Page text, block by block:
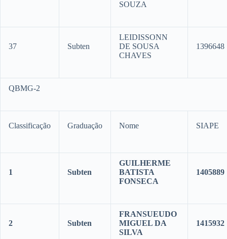
SOUZA
37 Subten
LEIDISSONN
DE SOUSA
CHAVES
1396648
QBMG-2
Classificação Graduação Nome SIAPE
1 Subten
GUILHERME
BATISTA
FONSECA
1405889
2 Subten
FRANSUEUDO
MIGUEL DA
SILVA
1415932